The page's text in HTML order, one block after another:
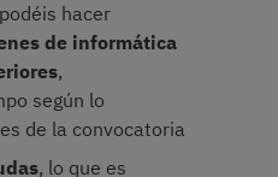
hacer
de informática
,
según lo
de la convocatoria
, lo que es